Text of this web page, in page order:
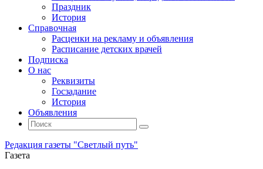
Праздник
История
Справочная
Расценки на рекламу и объявления
Расписание детских врачей
Подписка
О нас
Реквизиты
Госзадание
История
Объявления
Поиск
Искать:
Поиск
Редакция газеты "Светлый путь"
Газета